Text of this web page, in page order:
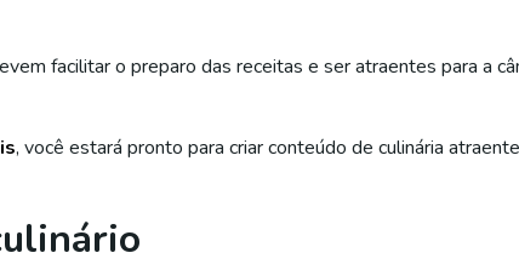
facilitar o preparo das receitas e ser atraentes para a
, você estará pronto para criar conteúdo de culinária